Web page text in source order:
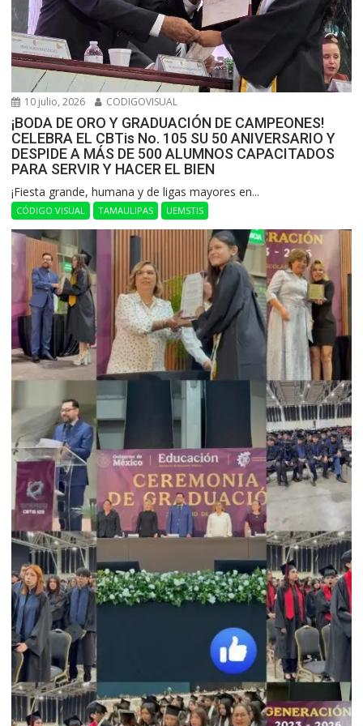
10 julio, 2026 CODIGOVISUAL
¡BODA DE ORO Y GRADUACIÓN DE CAMPEONES!
CELEBRA EL CBTis No. 105 SU 50 ANIVERSARIO Y
DESPIDE A MÁS DE 500 ALUMNOS CAPACITADOS
PARA SERVIR Y HACER EL BIEN
​¡Fiesta grande, humana y de ligas mayores en...
CÓDIGO VISUAL TAMAULIPAS UEMSTIS